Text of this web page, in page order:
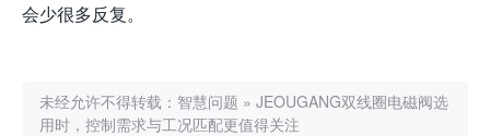
会少很多反复。
未经允许不得转载： 智慧问题 » JEOUGANG双线圈电磁阀选
用时，控制需求与工况匹配更值得关注